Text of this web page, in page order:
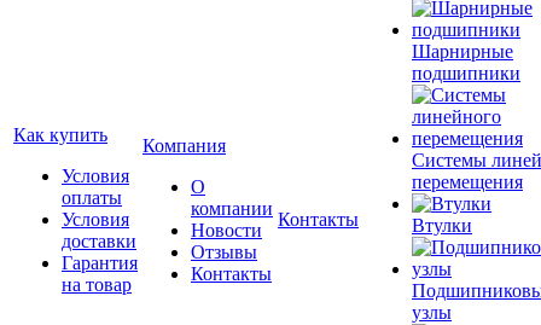
Как купить
Условия
оплаты
Условия
доставки
Гарантия
на товар
Компания
О
компании
Новости
Отзывы
Контакты
Контакты
Шарнирные
подшипники
Системы
перемещения
Втулки
узлы